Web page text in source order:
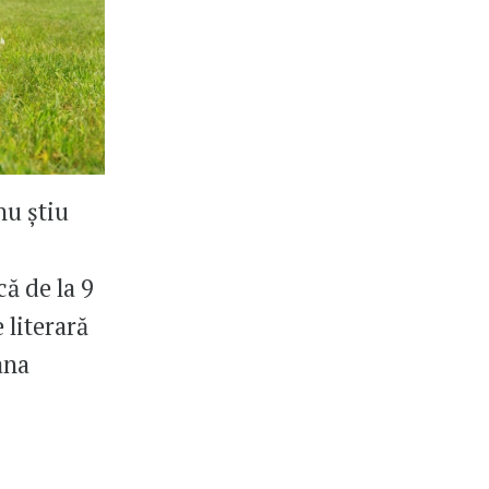
știu
de la 9
literară